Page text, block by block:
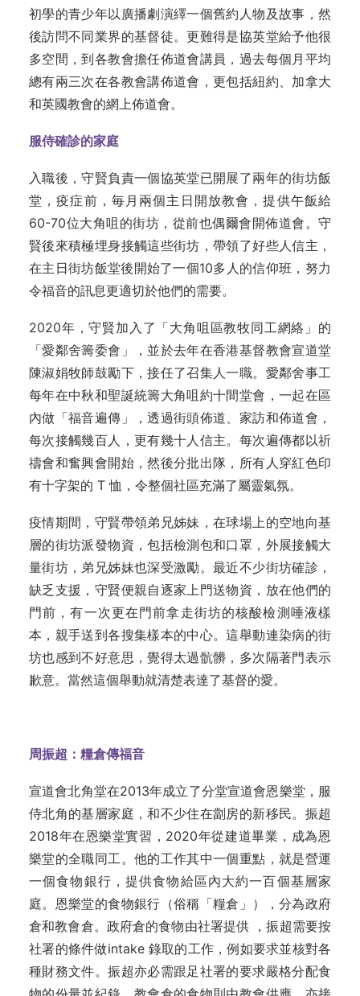
初學的青少年以廣播劇演繹一個舊約人物及故事，然
後訪問不同業界的基督徒。更難得是協英堂給予他很
多空間，到各教會擔任佈道會講員，過去每個月平均
總有兩三次在各教會講佈道會，更包括紐約、加拿大
和英國教會的網上佈道會。
服侍確診的家庭
入職後，守賢負責一個協英堂已開展了兩年的街坊飯
堂，疫症前，毎月兩個主日開放教會，提供午飯給
60-70位大角咀的街坊，從前也偶爾會開佈道會。守
賢後來積極埋身接觸這些街坊，帶領了好些人信主，
在主日街坊飯堂後開始了一個10多人的信仰班，努力
令福音的訊息更適切於他們的需要。
2020年，守賢加入了「大角咀區教牧同工網絡」的
「愛鄰舍籌委會」，並於去年在香港基督教會宣道堂
陳淑娟牧師鼓勵下，接任了召集人一職。愛鄰舍事工
每年在中秋和聖誕統籌大角咀約十間堂會，一起在區
內做「福音遍傳」，透過街頭佈道、家訪和佈道會，
每次接觸幾百人，更有幾十人信主。每次遍傳都以祈
禱會和奮興會開始，然後分批出隊，所有人穿紅色印
有十字架的 T 恤，令整個社區充滿了屬靈氣氛。
疫情期間，守賢帶領弟兄姊妹，在球場上的空地向基
層的街坊派發物資，包括檢測包和口罩，外展接觸大
量街坊，弟兄姊妹也深受激勵。最近不少街坊確診，
缺乏支援，守賢便親自逐家上門送物資，放在他們的
門前，有一次更在門前拿走街坊的核酸檢測唾液樣
本，親手送到各搜集樣本的中心。這舉動連染病的街
坊也感到不好意思，覺得太過骯髒，多次隔著門表示
歉意。當然這個舉動就清楚表達了基督的愛。
周振超：糧倉傳福音
宣道會北角堂在2013年成立了分堂宣道會恩樂堂，服
侍北角的基層家庭，和不少住在劏房的新移民。振超
2018年在恩樂堂實習，2020年從建道畢業，成為恩
樂堂的全職同工。他的工作其中一個重點，就是營運
一個食物銀行，提供食物給區內大約一百個基層家
庭。恩樂堂的食物銀行（俗稱「糧倉」），分為政府
倉和教會倉。政府倉的食物由社署提供 ，振超需要按
社署的條件做intake 錄取的工作，例如要求並核對各
種財務文件。振超亦必需跟足社署的要求嚴格分配食